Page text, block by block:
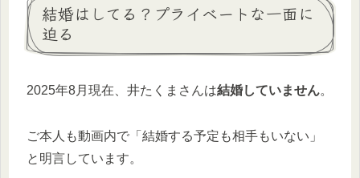
結婚はしてる？プライベートな一面に
迫る
2025年8月現在、井たくまさんは結婚していません。
ご本人も動画内で「結婚する予定も相手もいない」
と明言しています。